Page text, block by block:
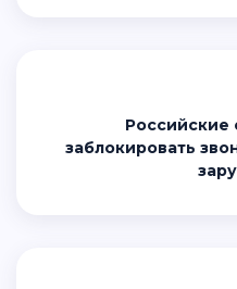
Российские
заблокировать